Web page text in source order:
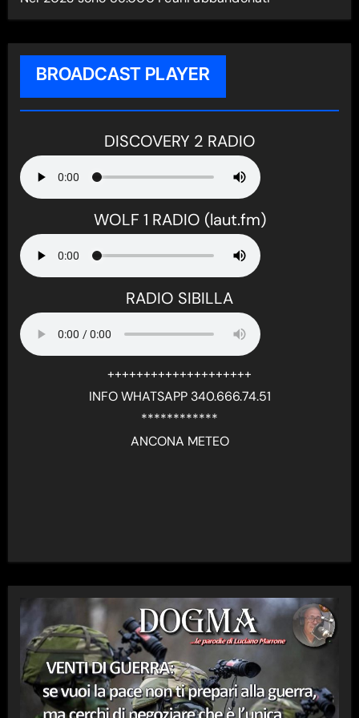
BROADCAST PLAYER
DISCOVERY 2 RADIO
WOLF 1 RADIO (laut.fm)
RADIO SIBILLA
++++++++++++++++++++
INFO WHATSAPP 340.666.74.51
************
ANCONA METEO